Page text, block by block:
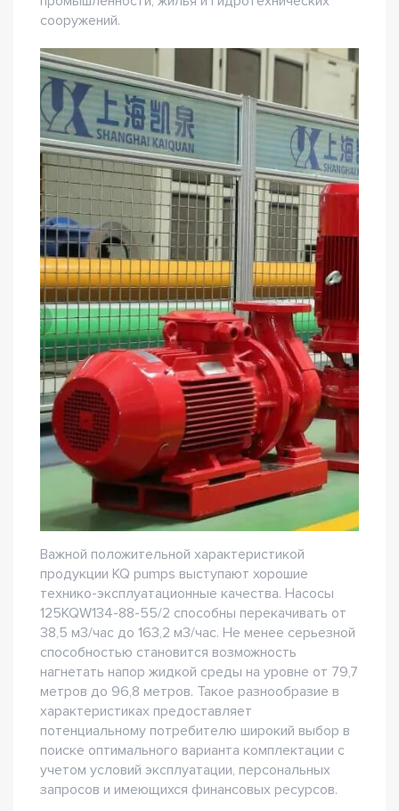
сооружений.
Важной положительной характеристикой
продукции KQ pumps выступают хорошие
технико-эксплуатационные качества. Насосы
125KQW134-88-55/2 способны перекачивать от
38,5 м3/час до 163,2 м3/час. Не менее серьезной
способностью становится возможность
нагнетать напор жидкой среды на уровне от 79,7
метров до 96,8 метров. Такое разнообразие в
характеристиках предоставляет
потенциальному потребителю широкий выбор в
поиске оптимального варианта комплектации с
учетом условий эксплуатации, персональных
запросов и имеющихся финансовых ресурсов.